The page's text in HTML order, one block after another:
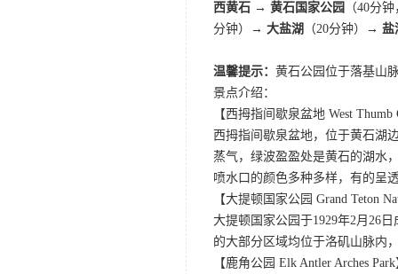
西黄石 → 黄石国家公园
（40分
分钟）→ 大盐湖 （20分钟）→ 盐
温馨提示： 黄石公园位于落基山
景点介绍：
【西拇指间歇泉盆地 West Thumb
西拇指间歇泉盆地，位于黄石湖
蒸气，绿波盈盈处是黄石的湖水
喷水口的颜色多种多样，有的呈
【大提顿国家公园 Grand Teton
大提顿国家公园于1929年2月26
的大部分区域均位于洛矶山脉内
【鹿角公园 Elk Antler Arches